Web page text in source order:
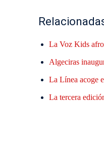
La Voz Kids
Algeciras
La Línea acoge
La tercera